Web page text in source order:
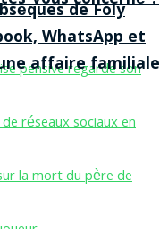
de Foly
WhatsApp et
affaire familiale